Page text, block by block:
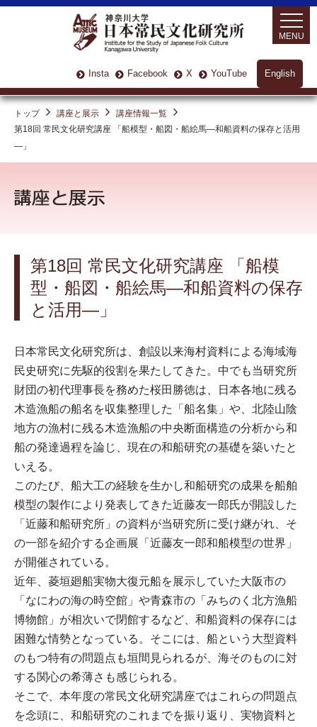
English
Insta Facebook X YouTube
MENU
トップ 講座と展示
講座情報一覧
第18回 常民文化研究講座 「船模型・船図・船絵馬—和船資料の保存と活用
—」
第18回 常民文化研究講座 「船模
型・船図・船絵馬—和船資料の保存
と活用—」
日本常民文化研究所は、創設以来海村資料による海域海
民史研究に先駆的役割を果たしてきた。中でも当研究所
財団の初代理事長を務めた桜田勝徳は、日本各地に残る
木造漁船の船名を収集整理した「船名集」や、北陸山陰
地方の漁村に残る木造漁船の中央断面構造の分析から和
船の発達過程を論じ、現在の和船研究の基礎を築いたと
いえる。
このたび、船大工の経験を生かし和船研究の成果を船舶
模型の製作により発表してきた近藤友一郎氏が開設した
「近藤和船研究所」の資料が当研究所に受け継がれ、そ
の一部を紹介する企画展「近藤友一郎和船模型の世界」
が開催されている。
近年、菱垣廻船実物大復元船を展示していた大阪市の
「なにわの海の時空館」や青森市の「みちのく北方漁船
博物館」が相次いで閉館するなど、和船資料の保存には
困難な情勢となっている。そこには、船という大型資料
のもつ特有の問題点も垣間見られるが、海そのものに対
する関心の希薄さも感じられる。
そこで、本年度の常民文化研究講座ではこれらの問題点
を念頭に、和船研究のこれまでを振り返り、実物資料と